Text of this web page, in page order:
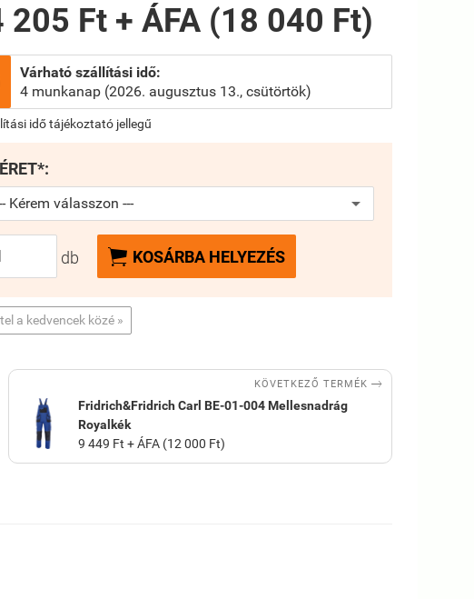
205 Ft + ÁFA (18 040 Ft)
Várható szállítási idő:
4 munkanap (2026. augusztus 13., csütörtök)
idő tájékoztató jellegű
db  KOSÁRBA HELYEZÉS
a kedvencek közé »
KÖVETKEZŐ TERMÉK 
Fridrich&Fridrich Carl BE-01-004 Mellesnadrág
Royalkék
9 449 Ft + ÁFA (12 000 Ft)